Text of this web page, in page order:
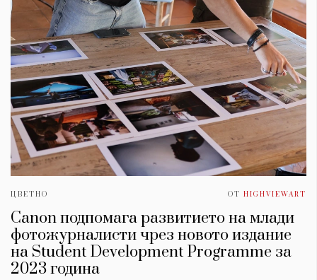
ЦВЕТНО ОТ HIGHVIEWART
Canon подпомага развитието на млади
фотожурналисти чрез новото издание
на Student Development Programme за
2023 година